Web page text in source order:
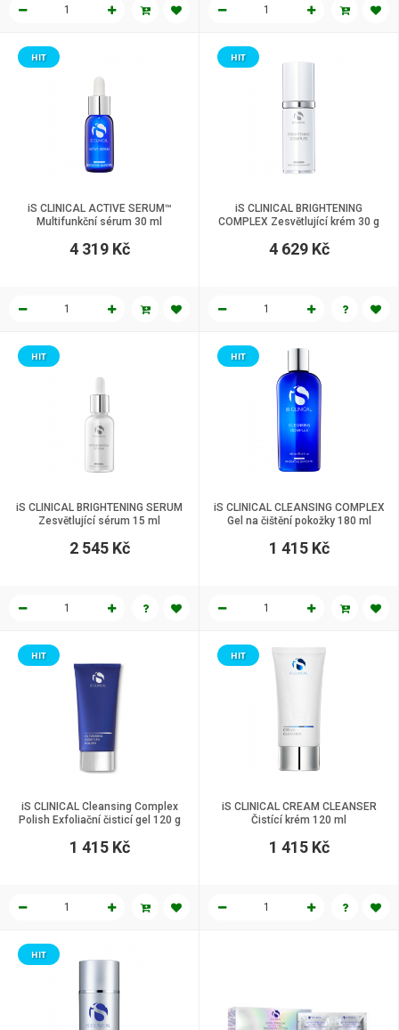
iS CLINICAL ACTIVE SERUM™
Multifunkční sérum 30 ml
HIT
4 319 Kč
iS CLINICAL BRIGHTENING
COMPLEX Zesvětlující krém 30 g
HIT
4 629 Kč
iS CLINICAL BRIGHTENING SERUM
Zesvětlující sérum 15 ml
HIT
2 545 Kč
iS CLINICAL CLEANSING COMPLEX
Gel na čištění pokožky 180 ml
HIT
1 415 Kč
iS CLINICAL Cleansing Complex
Polish Exfoliační čisticí gel 120 g
HIT
1 415 Kč
iS CLINICAL CREAM CLEANSER
Čistící krém 120 ml
HIT
1 415 Kč
HIT